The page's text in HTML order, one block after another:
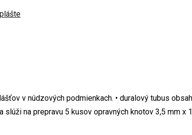
v núdzových podmienkach. • duralový tubus
na prepravu 5 kusov opravných knotov 3,5 mm